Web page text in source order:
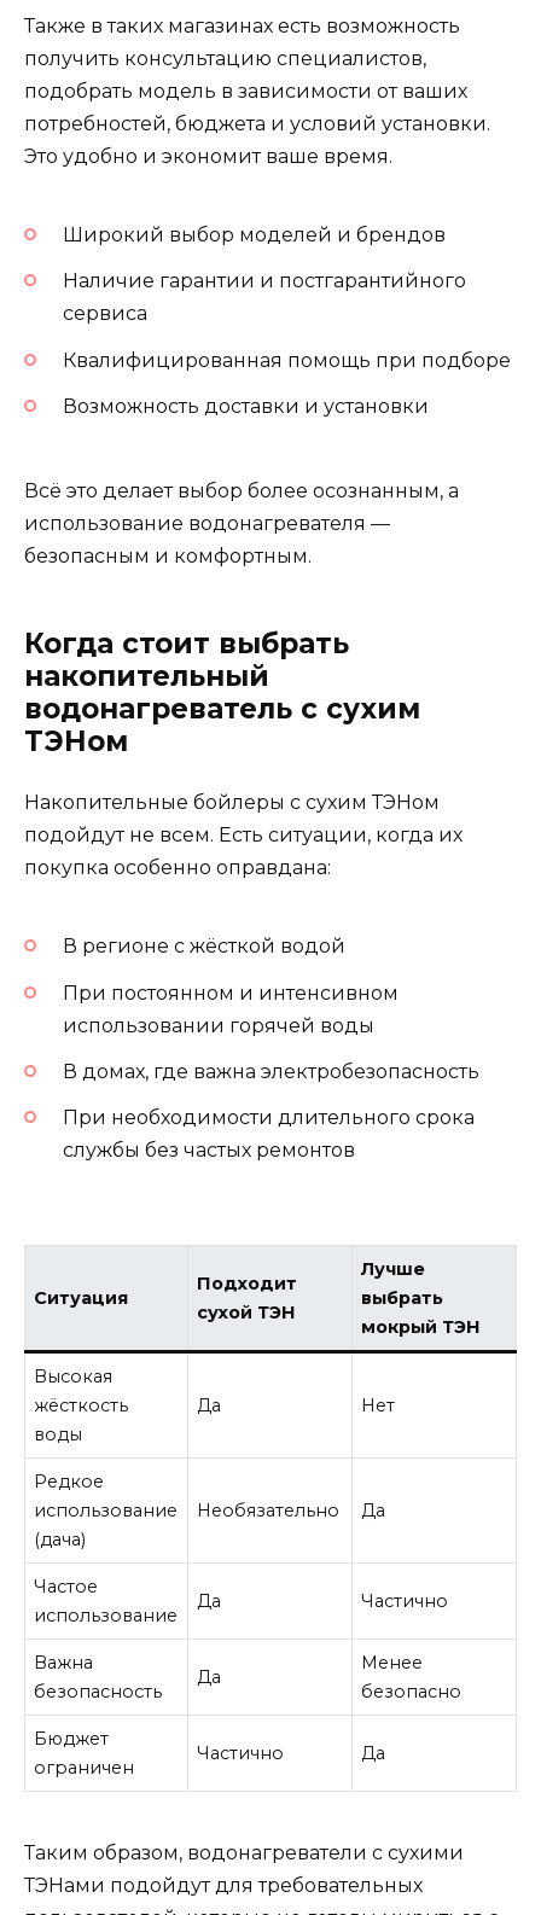
Также в таких магазинах есть возможность
получить консультацию специалистов,
подобрать модель в зависимости от ваших
потребностей, бюджета и условий установки.
Это удобно и экономит ваше время.
Широкий выбор моделей и брендов
Наличие гарантии и постгарантийного
сервиса
Квалифицированная помощь при подборе
Возможность доставки и установки
Всё это делает выбор более осознанным, а
использование водонагревателя —
безопасным и комфортным.
Когда стоит выбрать
накопительный
водонагреватель с сухим
ТЭНом
Накопительные бойлеры с сухим ТЭНом
подойдут не всем. Есть ситуации, когда их
покупка особенно оправдана:
В регионе с жёсткой водой
При постоянном и интенсивном
использовании горячей воды
В домах, где важна электробезопасность
При необходимости длительного срока
службы без частых ремонтов
Ситуация
Подходит
сухой ТЭН
Лучше
выбрать
мокрый ТЭН
Высокая
жёсткость
воды
Да Нет
Редкое
использование
(дача)
Необязательно Да
Частое
использование
Да Частично
Важна
безопасность
Да
Менее
безопасно
Бюджет
ограничен
Частично Да
Таким образом, водонагреватели с сухими
ТЭНами подойдут для требовательных